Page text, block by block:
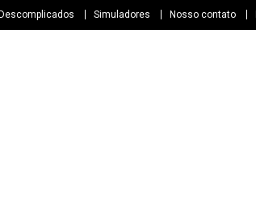
Simuladores Nosso contato